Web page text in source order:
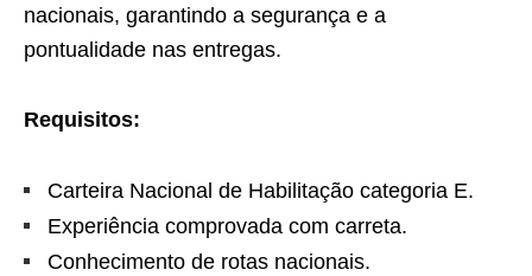
nacionais, garantindo a segurança e a
pontualidade nas entregas.
Requisitos:
Carteira Nacional de Habilitação categoria E.
Experiência comprovada com carreta.
Conhecimento de rotas nacionais.